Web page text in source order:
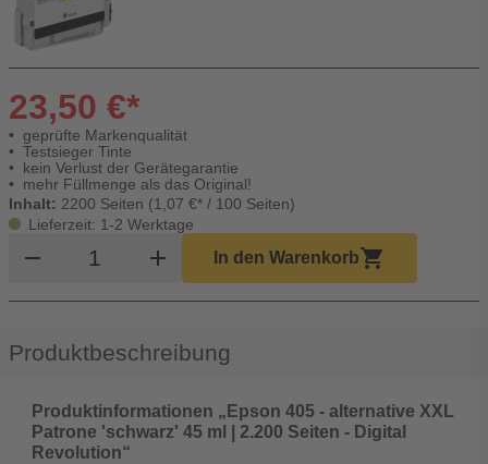
23,50 €*
geprüfte Markenqualität
Testsieger Tinte
kein Verlust der Gerätegarantie
mehr Füllmenge als das Original!
Inhalt: 2200 Seiten (1,07 €* / 100 Seiten)
Lieferzeit: 1-2 Werktage
remove Produkt Warenkorb Menge
add In den Warenkorbshopping_cart
Produktbeschreibung
Produktinformationen „Epson 405 - alternative XXL
Patrone 'schwarz' 45 ml | 2.200 Seiten - Digital
Revolution“